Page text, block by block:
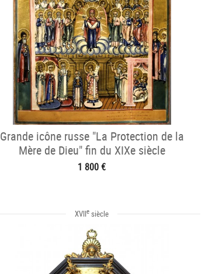
Grande icône russe "La Protection de la
Mère de Dieu" fin du XIXe siècle
1 800 €
XVIIe siècle